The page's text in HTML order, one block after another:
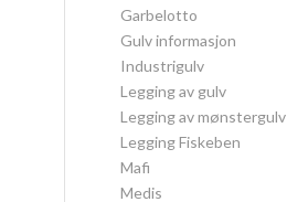
Garbelotto
Gulv informasjon
Industrigulv
Legging av gulv
Legging av mønstergulv
Legging Fiskeben
Mafi
Medis